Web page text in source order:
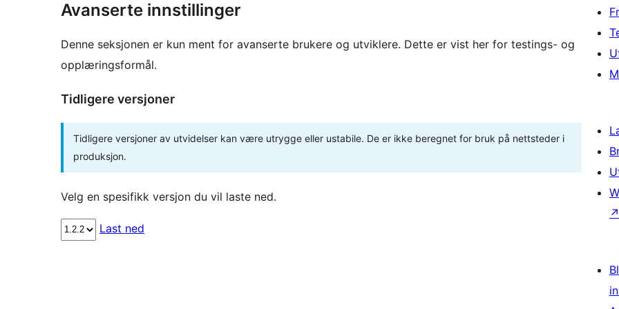
Avanserte innstillinger
Denne seksjonen er kun ment for avanserte brukere og utviklere. Dette er vist her for testings- og
opplæringsformål.
Tidligere versjoner
Tidligere versjoner av utvidelser kan være utrygge eller ustabile. De er ikke beregnet for bruk på nettsteder i
produksjon.
Velg en spesifikk versjon du vil laste ned.
Last ned
↗